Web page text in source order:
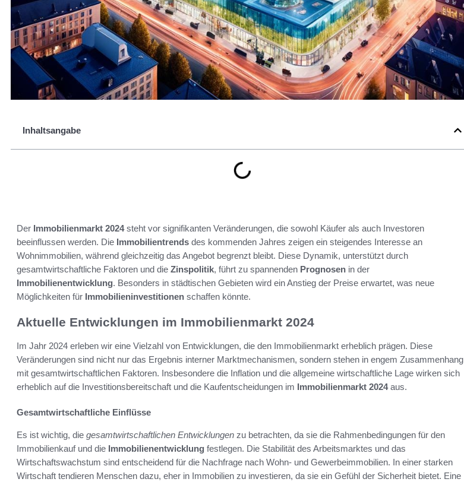
Inhaltsangabe
Der Immobilienmarkt 2024steht vor signifikanten Veränderungen, die sowohl Käufer als auch Investoren
beeinflussen werden. Die Immobilientrends des kommenden Jahres zeigen ein steigendes Interesse an
Wohnimmobilien, während gleichzeitig das Angebot begrenzt bleibt. Diese Dynamik, unterstützt durch
gesamtwirtschaftliche Faktoren und die Zinspolitik, führt zu spannenden Prognosen in der
Immobilienentwicklung. Besonders in städtischen Gebieten wird ein Anstieg der Preise erwartet, was neue
Möglichkeiten für Immobilieninvestitionen schaffen könnte.
Aktuelle Entwicklungen im Immobilienmarkt 2024
Im Jahr 2024 erleben wir eine Vielzahl von Entwicklungen, die den Immobilienmarkt erheblich prägen. Diese
Veränderungen sind nicht nur das Ergebnis interner Marktmechanismen, sondern stehen in engem Zusammenhang
mit gesamtwirtschaftlichen Faktoren. Insbesondere die Inflation und die allgemeine wirtschaftliche Lage wirken sich
erheblich auf die Investitionsbereitschaft und die Kaufentscheidungen im Immobilienmarkt 2024aus.
Gesamtwirtschaftliche Einflüsse
Es ist wichtig, die gesamtwirtschaftlichen Entwicklungen zu betrachten, da sie die Rahmenbedingungen für den
Immobilienkauf und die Immobilienentwicklung festlegen. Die Stabilität des Arbeitsmarktes und das
Wirtschaftswachstum sind entscheidend für die Nachfrage nach Wohn- und Gewerbeimmobilien. In einer starken
Wirtschaft tendieren Menschen dazu, eher in Immobilien zu investieren, da sie ein Gefühl der Sicherheit bietet. Eine